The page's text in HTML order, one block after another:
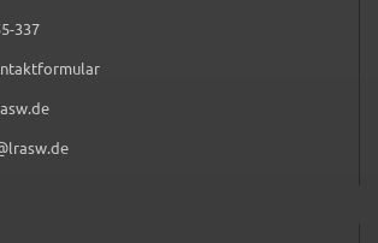
3370 9 7 2 1 5 5 3 3 7
(öffnet in neuem Tab)